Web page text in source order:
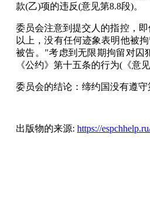
款(乙)项的违反(意见第8.8段)。
委员会注意到提交人的指控，
以上，没有任何迹象表明他被
被告。"考虑到无限期拘留对囚
《公约》第十五条的行为(《意
委员会的结论：缔约国没有遵守
出版物的来源: https://